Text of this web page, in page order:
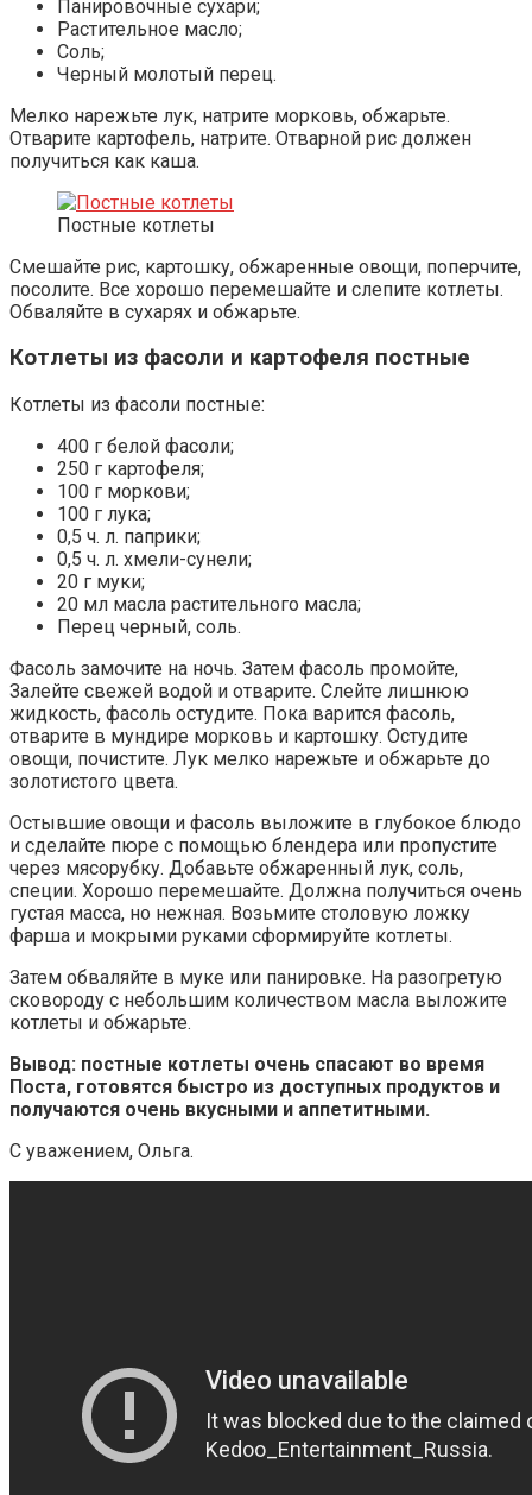
Панировочные сухари;
Растительное масло;
Соль;
Черный молотый перец.
Мелко нарежьте лук, натрите морковь, обжарьте.
Отварите картофель, натрите. Отварной рис должен
получиться как каша.
Постные котлеты
Смешайте рис, картошку, обжаренные овощи, поперчите,
посолите. Все хорошо перемешайте и слепите котлеты.
Обваляйте в сухарях и обжарьте.
Котлеты из фасоли и картофеля постные
Котлеты из фасоли постные:
400 г белой фасоли;
250 г картофеля;
100 г моркови;
100 г лука;
0,5 ч. л. паприки;
0,5 ч. л. хмели-сунели;
20 г муки;
20 мл масла растительного масла;
Перец черный, соль.
Фасоль замочите на ночь. Затем фасоль промойте,
Залейте свежей водой и отварите. Слейте лишнюю
жидкость, фасоль остудите. Пока варится фасоль,
отварите в мундире морковь и картошку. Остудите
овощи, почистите. Лук мелко нарежьте и обжарьте до
золотистого цвета.
Остывшие овощи и фасоль выложите в глубокое блюдо
и сделайте пюре с помощью блендера или пропустите
через мясорубку. Добавьте обжаренный лук, соль,
специи. Хорошо перемешайте. Должна получиться очень
густая масса, но нежная. Возьмите столовую ложку
фарша и мокрыми руками сформируйте котлеты.
Затем обваляйте в муке или панировке. На разогретую
сковороду с небольшим количеством масла выложите
котлеты и обжарьте.
Вывод: постные котлеты очень спасают во время
Поста, готовятся быстро из доступных продуктов и
получаются очень вкусными и аппетитными.
С уважением, Ольга.